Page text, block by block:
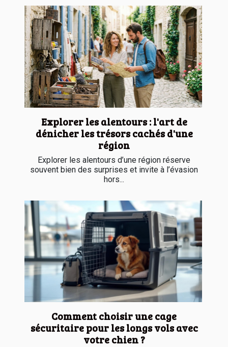
Explorer les alentours : l'art de
dénicher les trésors cachés d'une
région
Explorer les alentours d’une région réserve
souvent bien des surprises et invite à l’évasion
hors...
Comment choisir une cage
sécuritaire pour les longs vols avec
votre chien ?